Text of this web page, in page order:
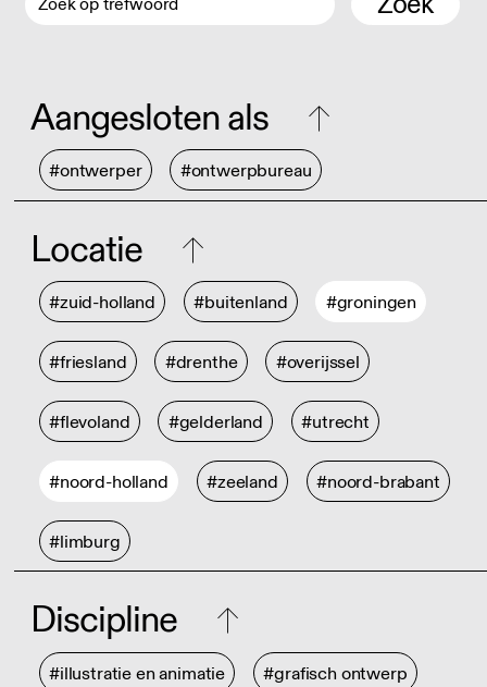
Aangesloten als
#ontwerper #ontwerpbureau
Locatie
#zuid-holland #buitenland #groningen
#friesland #drenthe #overijssel
#flevoland #gelderland #utrecht
#noord-holland #zeeland #noord-brabant
#limburg
Discipline
#illustratie en animatie #grafisch ontwerp